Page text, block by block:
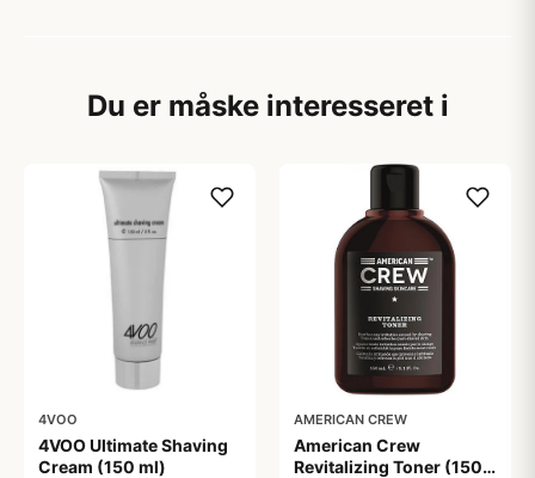
Du er måske interesseret i
4VOO
4VOO Ultimate Shaving
Cream (150 ml)
AMERICAN CREW
American Crew
Revitalizing Toner (150